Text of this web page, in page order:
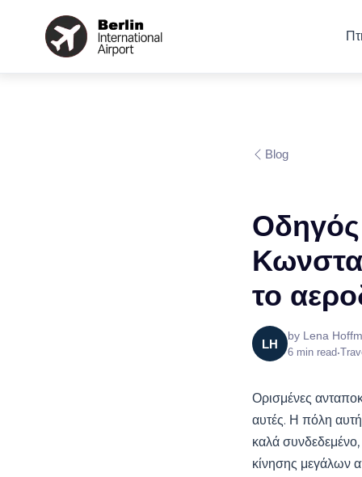
Blog
Οδηγός
το
LH
by Lena
6 min read•
Ορισμένες
αυτές. Η πόλη αυτή
καλά
κίνησης μεγάλων